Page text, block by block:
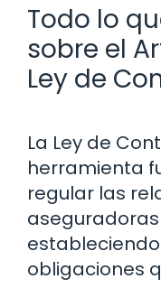
Todo lo
sobre el
Ley de
La Ley de
herramienta
regular las
obligaciones